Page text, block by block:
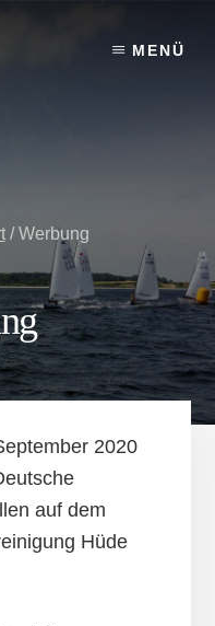
MENÜ
/Werbung
2020
auf dem
Hüde